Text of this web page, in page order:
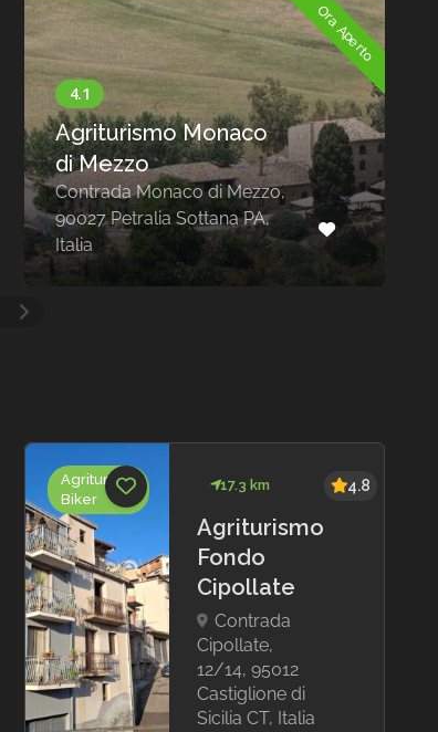
Ora Aperto
Agriturismo Monaco
di Mezzo
Contrada Monaco di Mezzo,
90027 Petralia Sottana PA,
Italia
Agriturismi
Biker
17.3 km
Agriturismo
Fondo
Cipollate
Contrada
Cipollate,
12/14, 95012
Castiglione di
Sicilia CT, Italia
4.8